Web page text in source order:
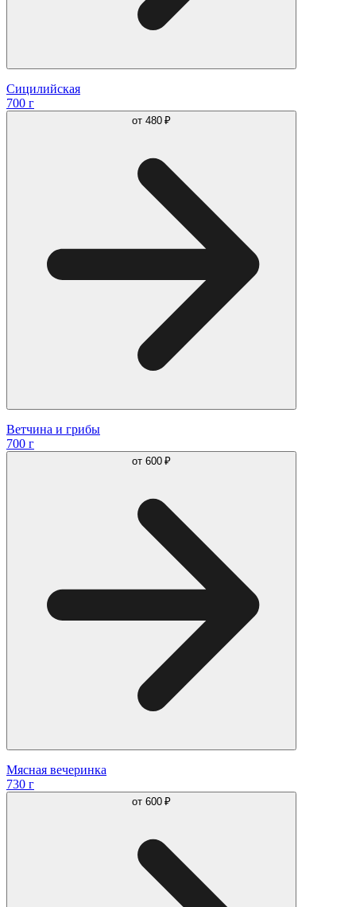
Сицилийская
700 г
от 480 ₽
Ветчина и грибы
700 г
от 600 ₽
Мясная вечеринка
730 г
от 600 ₽